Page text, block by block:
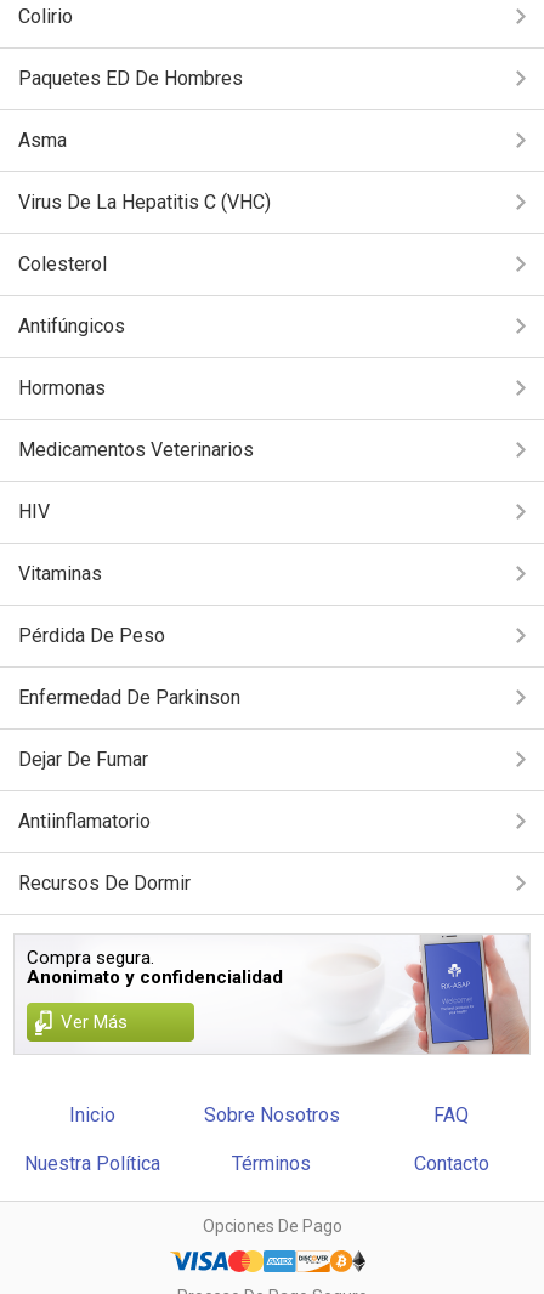
Colirio
Paquetes ED De Hombres
Asma
Virus De La Hepatitis C (VHC)
Colesterol
Antifúngicos
Hormonas
Medicamentos Veterinarios
HIV
Vitaminas
Pérdida De Peso
Enfermedad De Parkinson
Dejar De Fumar
Antiinflamatorio
Recursos De Dormir
Compra segura.
Anonimato y confidencialidad
Ver Más
Inicio Sobre Nosotros FAQ
Nuestra Política Términos Contacto
Opciones De Pago